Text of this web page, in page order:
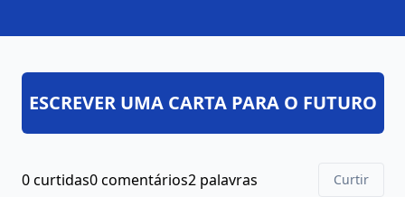
0 curtidas0 comentários2 palavras Curtir
ESCREVER UMA CARTA PARA O FUTURO